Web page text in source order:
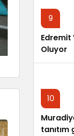
9
Edremit
Oluyor
10
tanıtım